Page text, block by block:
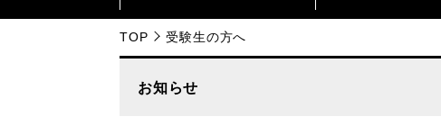
TOP 受験生の方へ
お知らせ